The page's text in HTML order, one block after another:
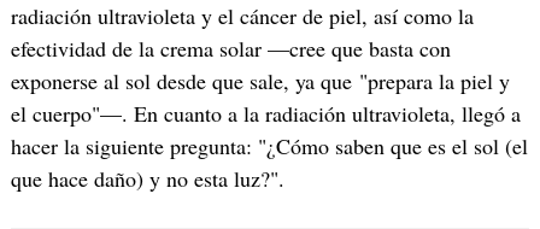
radiación ultravioleta y el cáncer de piel, así como la
efectividad de la crema solar —cree que basta con
exponerse al sol desde que sale, ya que "prepara la piel y
el cuerpo"—. En cuanto a la radiación ultravioleta, llegó a
hacer la siguiente pregunta: "¿Cómo saben que es el sol (el
que hace daño) y no esta luz?".